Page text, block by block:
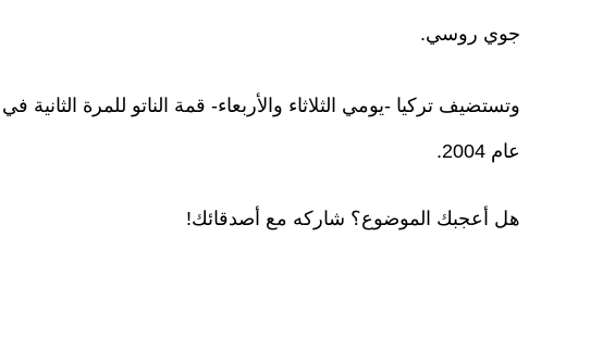
جوي روسي.
وتستضيف تركيا -يومي الثلاثاء والأربعاء- قمة الناتو للمرة
عام 2004.
هل أعجبك الموضوع؟ شاركه مع أصدقائك!